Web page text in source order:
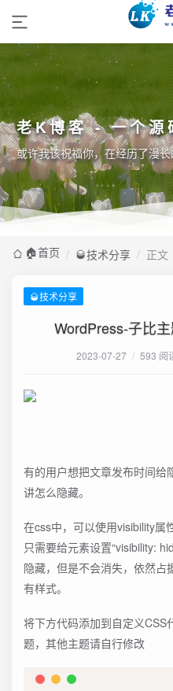
老K博客 - 一个源
或许我该祝福你，在经历了漫
🏠️首页 / 🥃技术分享 / 正文
🥃技术分享
WordPress-子比
2023-07-27 / 593 阅
有的用户想把文章发布时间给
讲怎么隐藏。
在css中，可以使用visibility属
只需要给元素设置“visibility:
隐藏，但是不会消失，依然
有样式。
将下方代码添加到自定义CSS
题，其他主题请自行修改